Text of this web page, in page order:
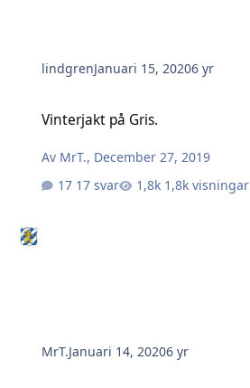
lindgrenJanuari 15, 20206 yr
Vinterjakt på Gris.
Av MrT., December 27, 2019
17 svar
1,8k visningar
MrT.Januari 14, 20206 yr